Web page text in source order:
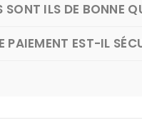
SONT ILS DE BONNE
PAIEMENT EST-IL